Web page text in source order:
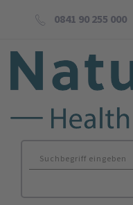
0841 90 255 000